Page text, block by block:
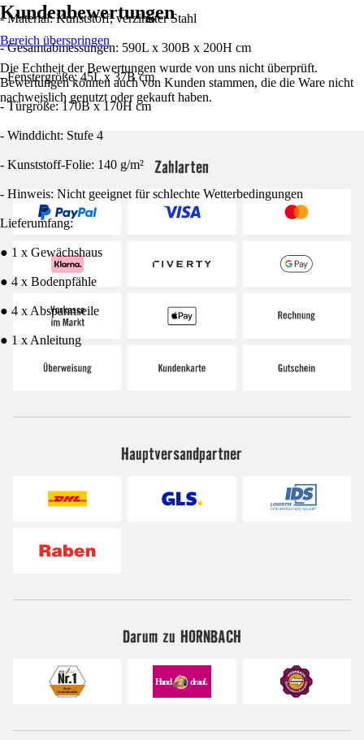
- Material: Kunststoff, verzinkter Stahl
- Gesamtabmessungen: 590L x 300B x 200H cm
- Fenstergröße: 45L x 37B cm
- Türgröße: 170B x 170H cm
- Winddicht: Stufe 4
- Kunststoff-Folie: 140 g/m²
- Hinweis: Nicht geeignet für schlechte Wetterbedingungen
Lieferumfang:
● 1 x Gewächshaus
● 4 x Bodenpfähle
● 4 x Abspannseile
● 1 x Anleitung
Kundenbewertungen
Bereich überspringen
Die Echtheit der Bewertungen wurde von uns nicht überprüft.
Bewertungen können auch von Kunden stammen, die die Ware nicht
nachweislich genutzt oder gekauft haben.
Zahlarten
Hauptversandpartner
Darum zu HORNBACH